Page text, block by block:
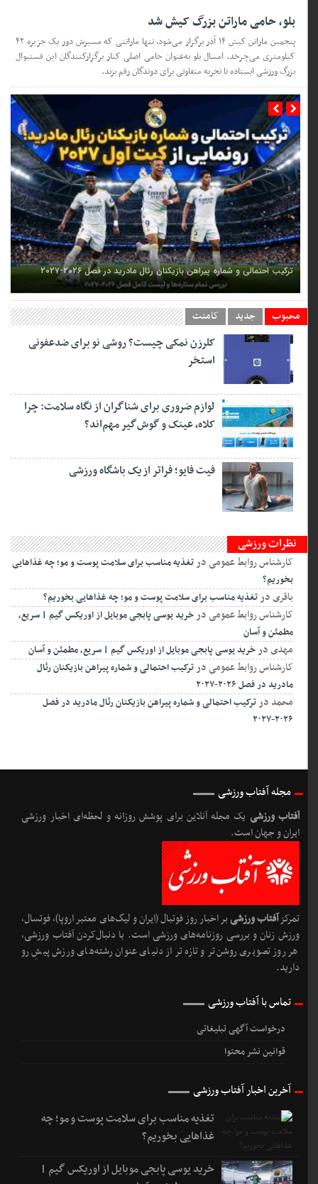
نابغهٔ ۱۶ ساله ایرانی: چگونه بنیامین فرجی به قلهٔ
تنیس‌روی‌میز رسید؟
در روزگاری که نام‌های بزرگ دنیا از شرق آسیا بر سکوهای جهانی تنیس‌روی‌میز
می‌درخشند، ناگهان از ایران، نوجوانی برخاست که توانست نظم این جهان را بر هم زند.
راکت کوچکش رؤیای بزرگی را آغاز کرد؛ رؤیای ایستادن روبه‌روی غول‌های چینی و نشان
دادن اینکه نبوغ، مرز نمی‌شناسد.
از پیش‌گویی تا واقعیت؛ چگونه ابوادریس جادوگر جام جهانی فینال را پیش‌بینی
کرد!؟
محبوب جدید کامنت
کلرزن نمکی چیست؟ روشی نو برای ضدعفونی
استخر
لوازم ضروری برای شناگران از نگاه سلامت: چرا
کلاه، عینک و گوش‌گیر مهم‌اند؟
فیت ‌فایو؛ فراتر از یک باشگاه ورزشی
نظرات ورزشی
کارشناس روابط عمومیدرتغذیه مناسب برای سلامت پوست و مو؛ چه غذاهایی
بخوریم؟
باقریدرتغذیه مناسب برای سلامت پوست و مو؛ چه غذاهایی بخوریم؟
کارشناس روابط عمومیدرخرید یوسی پابجی موبایل از اوریکس گیم | سریع،
مطمئن و آسان
مهدیدرخرید یوسی پابجی موبایل از اوریکس گیم | سریع، مطمئن و آسان
کارشناس روابط عمومی درترکیب احتمالی و شماره پیراهن بازیکنان رئال
مجله آفتاب ورزشی
آفتاب ورزشییک مجله آنلاین برای پوشش روزانه و لحظه‌ای اخبار ورزشی
ایران و جهان است.
تمرکزآفتاب ورزشی
بر اخبار روز فوتبال (ایران و لیگ‌های معتبر اروپا)، فوتسال،
هر روز تصویری روشن‌تر و تازه‌تر از دنیای عنوان رشته‌های ورزش پیشِ رو
تماس با آفتاب ورزشی
قوانین نشر محتوا
آخرین اخبار آفتاب ورزشی
تغذیه مناسب برای سلامت پوست و مو؛ چه